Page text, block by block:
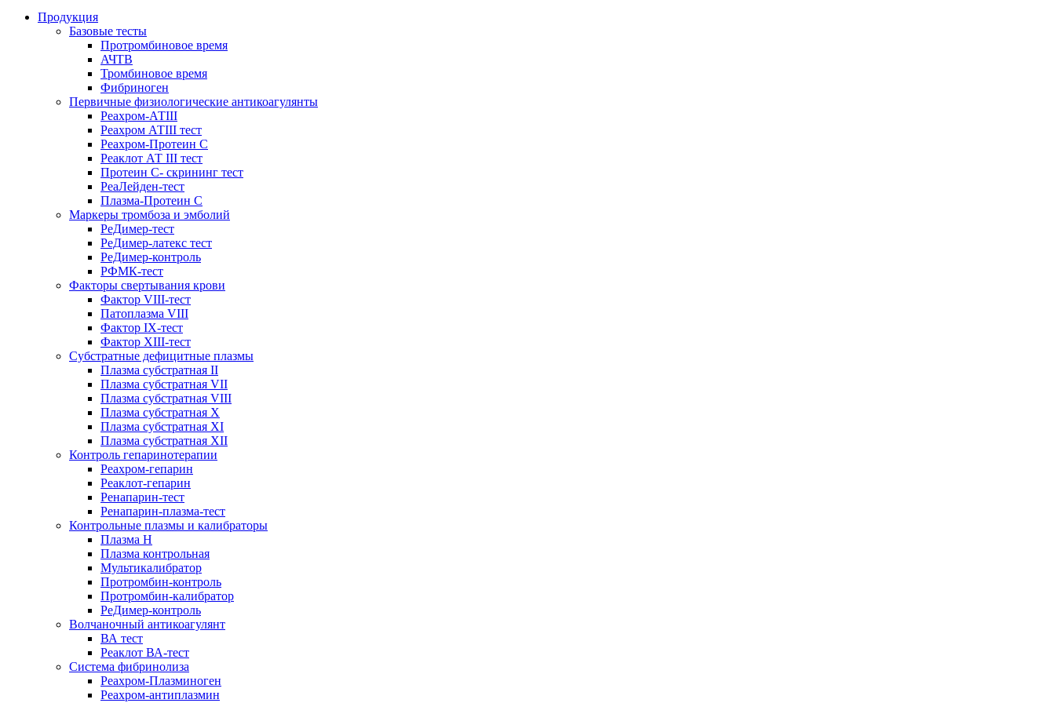
Продукция
Базовые тесты
Протромбиновое время
АЧТВ
Тромбиновое время
Фибриноген
Первичные физиологические антикоагулянты
Реахром-АТIII
Реахром АТIII тест
Реахром-Протеин С
Реаклот АТ III тест
Протеин С- скрининг тест
РеаЛейден-тест
Плазма-Протеин С
Маркеры тромбоза и эмболий
РеДимер-тест
РеДимер-латекс тест
РеДимер-контроль
РФМК-тест
Факторы свертывания крови
Фактор VIII-тест
Патоплазма VIII
Фактор IX-тест
Фактор XIII-тест
Субстратные дефицитные плазмы
Плазма субстратная II
Плазма субстратная VII
Плазма субстратная VIII
Плазма субстратная X
Плазма субстратная XI
Плазма субстратная XII
Контроль гепаринотерапии
Реахром-гепарин
Реаклот-гепарин
Ренапарин-тест
Ренапарин-плазма-тест
Контрольные плазмы и калибраторы
Плазма Н
Плазма контрольная
Мультикалибратор
Протромбин-контроль
Протромбин-калибратор
РеДимер-контроль
Волчаночный антикоагулянт
ВА тест
Реаклот ВА-тест
Система фибринолиза
Реахром-Плазминоген
Реахром-антиплазмин